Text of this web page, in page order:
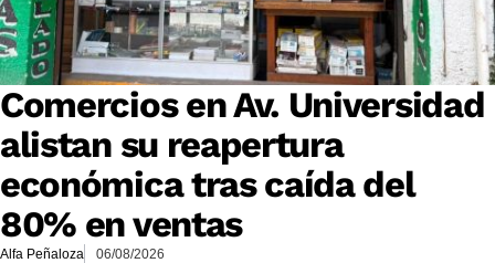
Comercios en Av. Universidad
alistan su reapertura
económica tras caída del
80% en ventas
Alfa Peñaloza 06/08/2026